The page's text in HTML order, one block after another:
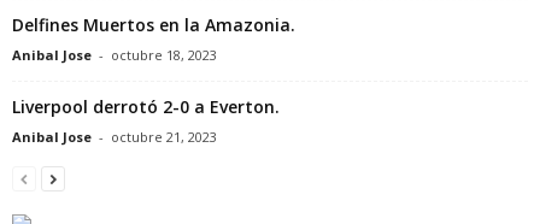
Delfines Muertos en la Amazonia.
Anibal Jose - octubre 18, 2023
Liverpool derrotó 2-0 a Everton.
Anibal Jose - octubre 21, 2023